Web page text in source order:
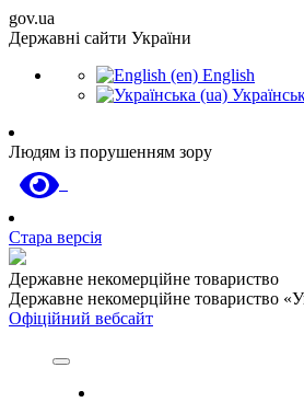
gov.ua
Державні сайти України
English
Людям із порушенням зору
Стара версія
Державне некомерційне товариство
Державне некомерційне товариство
Офіційний вебсайт